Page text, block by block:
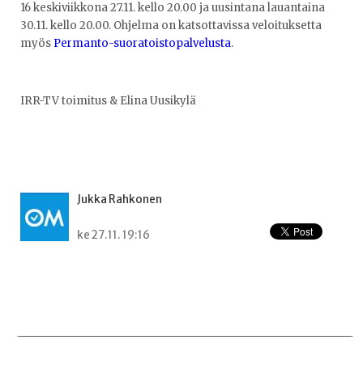
16 keskiviikkona 27.11. kello 20.00 ja uusintana lauantaina
30.11. kello 20.00. Ohjelma on katsottavissa veloituksetta
myös Permanto-suoratoistopalvelusta.
IRR-TV toimitus & Elina Uusikylä
Jukka Rahkonen
ke 27.11. 19:16